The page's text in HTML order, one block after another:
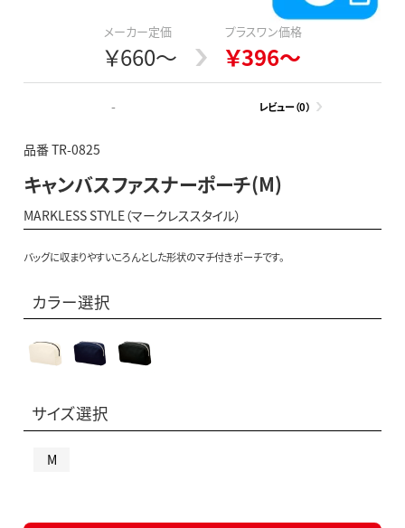
メーカー定価
￥660～
プラスワン価格
￥396～
- レビュー（0）
品番 TR-0825
キャンバスファスナーポーチ(M)
MARKLESS STYLE（マークレススタイル）
バッグに収まりやすいころんとした形状のマチ付きポーチです。
カラー選択
サイズ選択
M